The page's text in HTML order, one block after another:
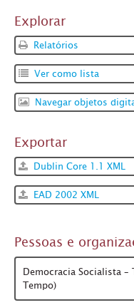
Explorar
Relatórios
Ver como lista
Navegar objetos
Exportar
Dublin Core 1.1 XML
EAD 2002 XML
Pessoas e
Democracia Socialista –
Tempo)